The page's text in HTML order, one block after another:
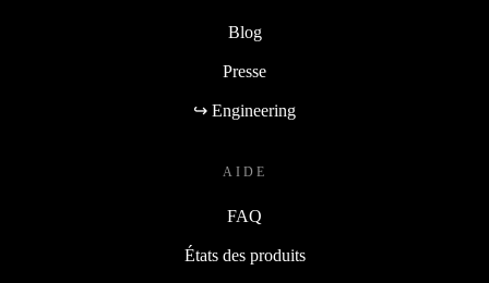
Blog
Presse
↪ Engineering
AIDE
FAQ
États des produits